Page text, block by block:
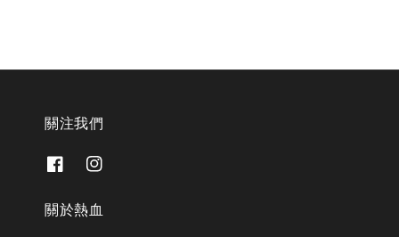
關注我們
關於熱血